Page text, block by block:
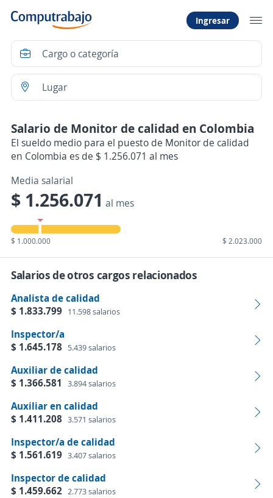
Ingresar
Salario de Monitor de calidad en Colombia
El sueldo medio para el puesto de Monitor de calidad
en Colombia es de $ 1.256.071 al mes
Media salarial
$ 1.256.071 al mes
$ 1.000.000 $ 2.023.000
Salarios de otros cargos relacionados
Analista de calidad
$ 1.833.799 11.598 salarios
Inspector/a
$ 1.645.178
5.439 salarios
Auxiliar de calidad
$ 1.366.581
3.894 salarios
Auxiliar en calidad
$ 1.411.208 3.571 salarios
Inspector/a de calidad
$ 1.561.619 3.407 salarios
Inspector de calidad
$ 1.459.662 2.773 salarios